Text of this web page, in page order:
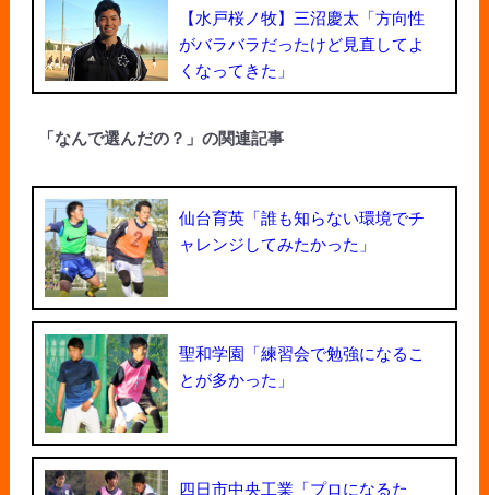
【水戸桜ノ牧】三沼慶太「方向性
がバラバラだったけど見直してよ
くなってきた」
「なんで選んだの？」の関連記事
仙台育英「誰も知らない環境でチ
ャレンジしてみたかった」
聖和学園「練習会で勉強になるこ
とが多かった」
四日市中央工業「プロになるた